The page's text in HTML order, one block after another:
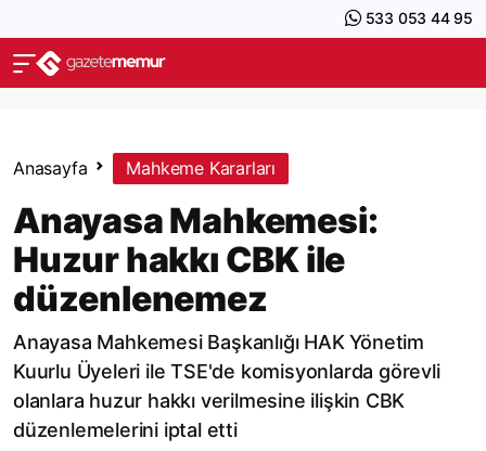
533 053 44 95
Anasayfa Mahkeme Kararları
Anayasa Mahkemesi:
Huzur hakkı CBK ile
düzenlenemez
Anayasa Mahkemesi Başkanlığı HAK Yönetim
Kuurlu Üyeleri ile TSE'de komisyonlarda görevli
olanlara huzur hakkı verilmesine ilişkin CBK
düzenlemelerini iptal etti